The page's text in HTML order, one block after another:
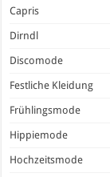
Capris
Dirndl
Discomode
Festliche Kleidung
Frühlingsmode
Hippiemode
Hochzeitsmode